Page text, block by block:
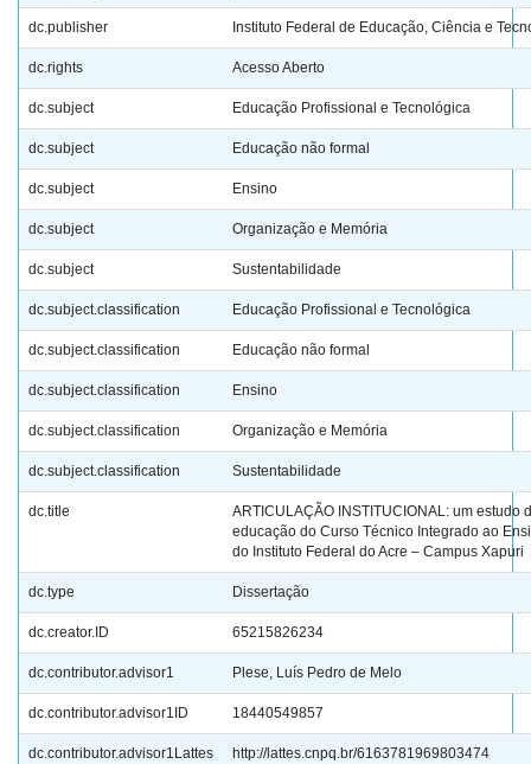
dc.publisher Instituto Federal de Educação, Ciência e
dc.rights Acesso Aberto
dc.subject Educação Profissional e Tecnológica
dc.subject Educação não formal
dc.subject Ensino
dc.subject Organização e Memória
dc.subject Sustentabilidade
dc.subject.classification Educação Profissional e Tecnológica
dc.subject.classification Educação não formal
dc.subject.classification Ensino
dc.subject.classification Organização e Memória
dc.subject.classification Sustentabilidade
dc.title
ARTICULAÇÃO INSTITUCIONAL: um estudo
educação do Curso Técnico Integrado ao
do Instituto Federal do Acre – Campus Xapuri
dc.type Dissertação
dc.creator.ID 65215826234
dc.contributor.advisor1 Plese, Luís Pedro de Melo
dc.contributor.advisor1ID 18440549857
dc.contributor.advisor1Lattes http://lattes.cnpq.br/6163781969803474